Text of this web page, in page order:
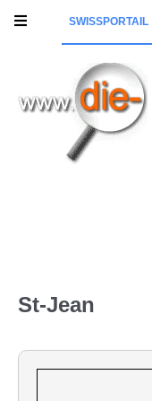
SWISSPORTAIL
St-Jean